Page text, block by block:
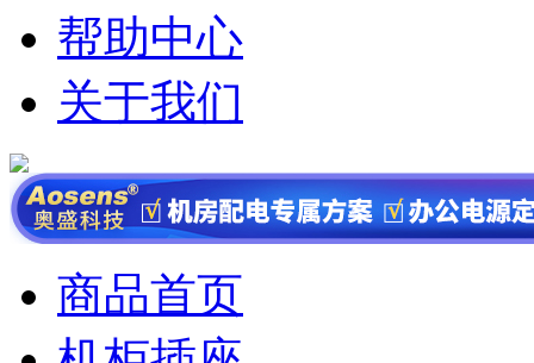
帮助中心
关于我们
商品首页